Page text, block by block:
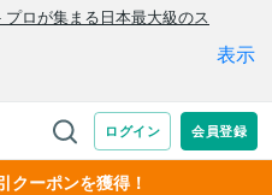
クーポンを獲得！